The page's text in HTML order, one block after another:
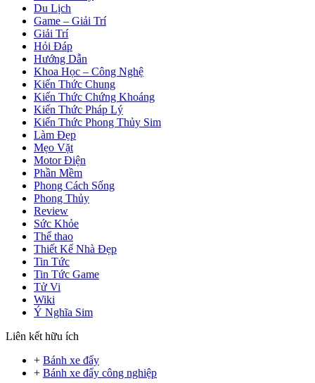
Du Lịch
Game – Giải Trí
Giải Trí
Hỏi Đáp
Hướng Dẫn
Khoa Học – Công Nghệ
Kiến Thức Chung
Kiến Thức Chứng Khoáng
Kiến Thức Pháp Lý
Kiến Thức Phong Thủy Sim
Làm Đẹp
Mẹo Vặt
Motor Điện
Phần Mềm
Phong Cách Sống
Phong Thủy
Review
Sức Khỏe
Thể thao
Thiết Kế Nhà Đẹp
Tin Tức
Tin Tức Game
Tử Vi
Wiki
Ý Nghĩa Sim
Liên kết hữu ích
+ Bánh xe đẩy
+ Bánh xe đẩy công nghiệp